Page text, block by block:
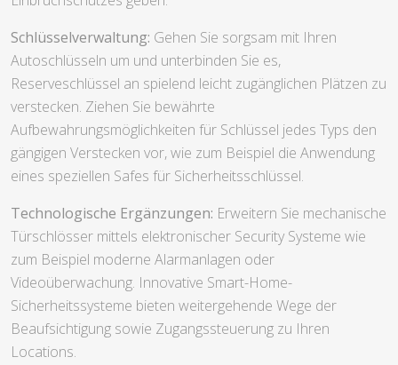
Schlüsselverwaltung: Gehen Sie sorgsam mit Ihren
Autoschlüsseln um und unterbinden Sie es,
Reserveschlüssel an spielend leicht zugänglichen Plätzen zu
verstecken. Ziehen Sie bewährte
Aufbewahrungsmöglichkeiten für Schlüssel jedes Typs den
gängigen Verstecken vor, wie zum Beispiel die Anwendung
eines speziellen Safes für Sicherheitsschlüssel.
Technologische Ergänzungen: Erweitern Sie mechanische
Türschlösser mittels elektronischer Security Systeme wie
zum Beispiel moderne Alarmanlagen oder
Videoüberwachung. Innovative Smart-Home-
Sicherheitssysteme bieten weitergehende Wege der
Beaufsichtigung sowie Zugangssteuerung zu Ihren
Locations.